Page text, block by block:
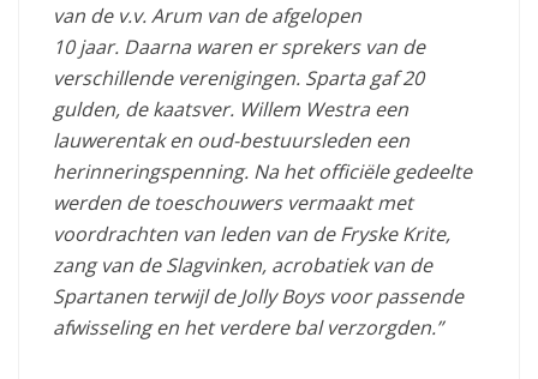
van de v.v. Arum van de afgelopen
10 jaar. Daarna waren er sprekers van de
verschillende verenigingen. Sparta gaf 20
gulden, de kaatsver. Willem Westra een
lauwerentak en oud-bestuursleden een
herinneringspenning. Na het officiële gedeelte
werden de toeschouwers vermaakt met
voordrachten van leden van de Fryske Krite,
zang van de Slagvinken, acrobatiek van de
Spartanen terwijl de Jolly Boys voor passende
afwisseling en het verdere bal verzorgden.”